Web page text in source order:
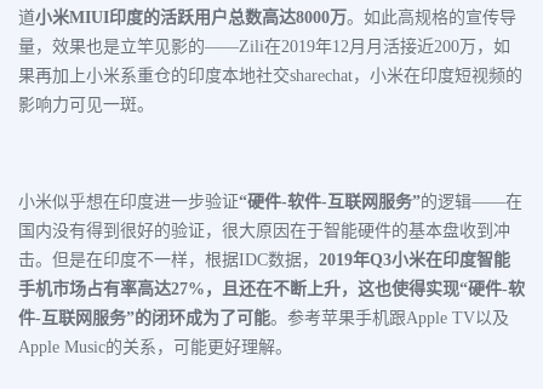
道小米MIUI印度的活跃用户总数高达8000万。 如此高规格的宣传导
量，效果也是立竿见影的——Zili在2019年12月月活接近200万，如
果再加上小米系重仓的印度本地社交sharechat，小米在印度短视频的
影响力可见一斑。
小米似乎想在印度进一步验证“硬件-软件-互联网服务”的逻辑——在
国内没有得到很好的验证，很大原因在于智能硬件的基本盘收到冲
击。但是在印度不一样，根据IDC数据， 2019年Q3小米在印度智能
手机市场占有率高达27%，且还在不断上升，这也使得实现“硬件-软
件-互联网服务”的闭环成为了可能。参考苹果手机跟Apple TV以及
Apple Music的关系，可能更好理解。